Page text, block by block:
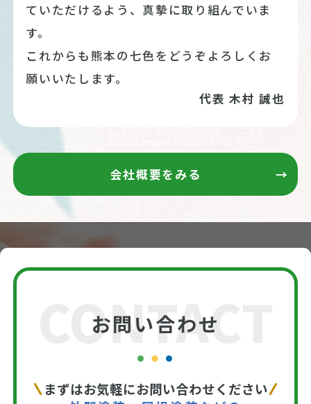
ていただけるよう、真摯に取り組んでいま
す。
これからも熊本の七色をどうぞよろしくお
願いいたします。
代表 木村 誠也
会社概要をみる
CONTACT
お問い合わせ
まずはお気軽にお問い合わせください